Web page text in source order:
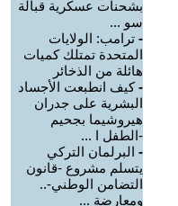
بشحنات عسكرية قبالة
سو ...
- ترامب: الولايات
المتحدة تمتلك كميات
هائلة من الذخائر
-كيف انطبعت الأجساد
البشرية على جدران
هيروشيما بجحيم
-الطفل ا ...
- البرلمان التركي
يتسلم مشروع -قانون
التضامن الوطني-..
ومعارضة ...